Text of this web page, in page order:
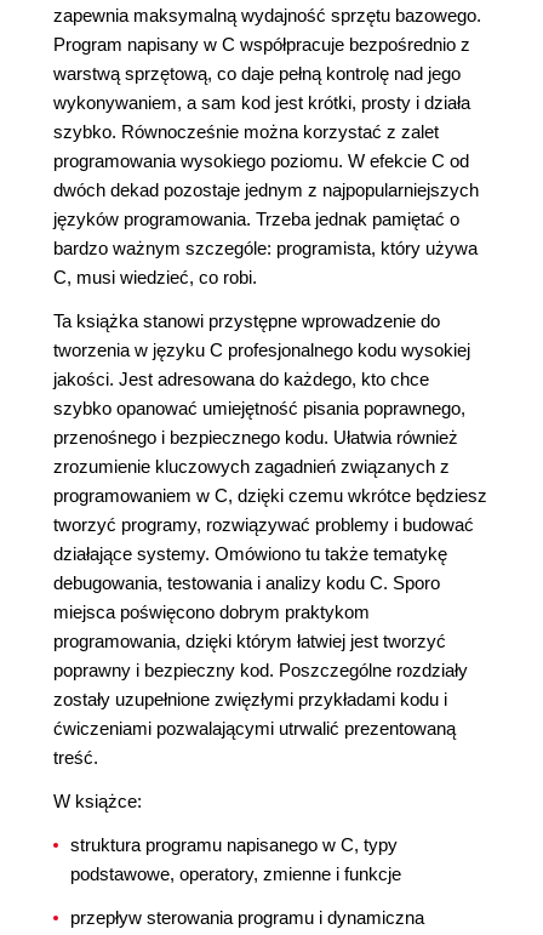
zapewnia maksymalną wydajność sprzętu bazowego.
Program napisany w C współpracuje bezpośrednio z
warstwą sprzętową, co daje pełną kontrolę nad jego
wykonywaniem, a sam kod jest krótki, prosty i działa
szybko. Równocześnie można korzystać z zalet
programowania wysokiego poziomu. W efekcie C od
dwóch dekad pozostaje jednym z najpopularniejszych
języków programowania. Trzeba jednak pamiętać o
bardzo ważnym szczególe: programista, który używa
C, musi wiedzieć, co robi.
Ta książka stanowi przystępne wprowadzenie do
tworzenia w języku C profesjonalnego kodu wysokiej
jakości. Jest adresowana do każdego, kto chce
szybko opanować umiejętność pisania poprawnego,
przenośnego i bezpiecznego kodu. Ułatwia również
zrozumienie kluczowych zagadnień związanych z
programowaniem w C, dzięki czemu wkrótce będziesz
tworzyć programy, rozwiązywać problemy i budować
działające systemy. Omówiono tu także tematykę
debugowania, testowania i analizy kodu C. Sporo
miejsca poświęcono dobrym praktykom
programowania, dzięki którym łatwiej jest tworzyć
poprawny i bezpieczny kod. Poszczególne rozdziały
zostały uzupełnione zwięzłymi przykładami kodu i
ćwiczeniami pozwalającymi utrwalić prezentowaną
treść.
W książce:
struktura programu napisanego w C, typy
podstawowe, operatory, zmienne i funkcje
przepływ sterowania programu i dynamiczna